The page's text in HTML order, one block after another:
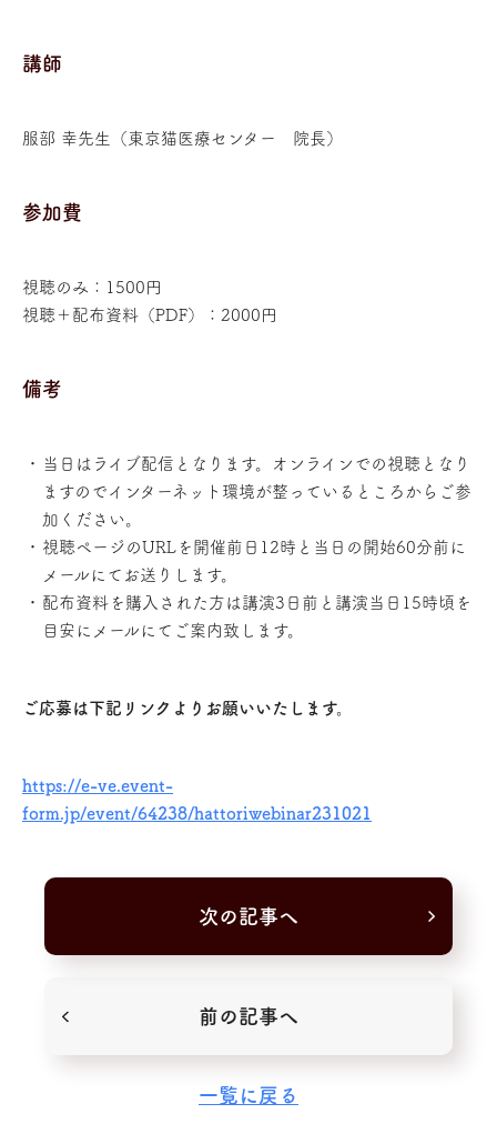
講師
服部 幸先生（東京猫医療センター 院長）
参加費
視聴のみ：1500円
視聴＋配布資料（PDF）：2000円
備考
当日はライブ配信となります。オンラインでの視聴となり
ますのでインターネット環境が整っているところからご参
加ください。
視聴ページのURLを開催前日12時と当日の開始60分前に
メールにてお送りします。
配布資料を購入された方は講演3日前と講演当日15時頃を
目安にメールにてご案内致します。
ご応募は下記リンクよりお願いいたします。
https://e-ve.event-
form.jp/event/64238/hattoriwebinar231021
前の記事へ
次の記事へ
一覧に戻る